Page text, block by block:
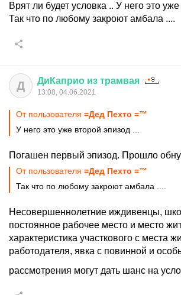
Врят ли будет условка .. У него это
Так что по любому закроют амбала ....
Д ДиКаприо из трамвая
13:08, 04.06.2021
От пользователя =Дед Пехто =™
У него это уже второй эпизод ...
Погашен первый эпизод. Прошло
От пользователя =Дед Пехто =™
Так что по любому закроют амбала ....
Несовершеннолетние иждивенцы,
постоянное рабочее место и место
характеристика участкового с места
работодателя, явка с повинной и
рассмотрения могут дать шанс на